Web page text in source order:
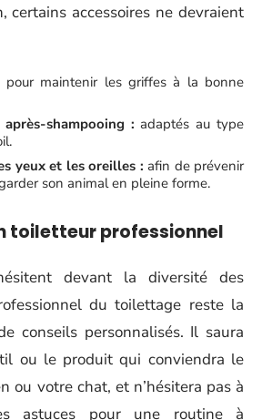
certains accessoires ne devraient
pour maintenir les griffes à la bonne
shampooing : adaptés au type
yeux et les oreilles : afin de prévenir
son animal en pleine forme.
toiletteur professionnel
devant la diversité des
du toilettage reste la
conseils personnalisés. Il saura
ou le produit qui conviendra le
ou votre chat, et n’hésitera pas à
astuces pour une routine à